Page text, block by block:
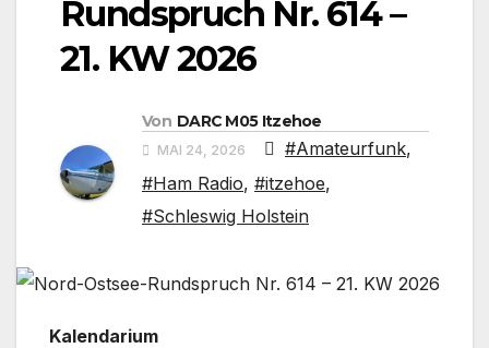
Rundspruch Nr. 614 –
21. KW 2026
Von DARC M05 Itzehoe
MAI 24, 2026 #Amateurfunk,
#Ham Radio, #itzehoe,
#Schleswig Holstein
Kalendarium